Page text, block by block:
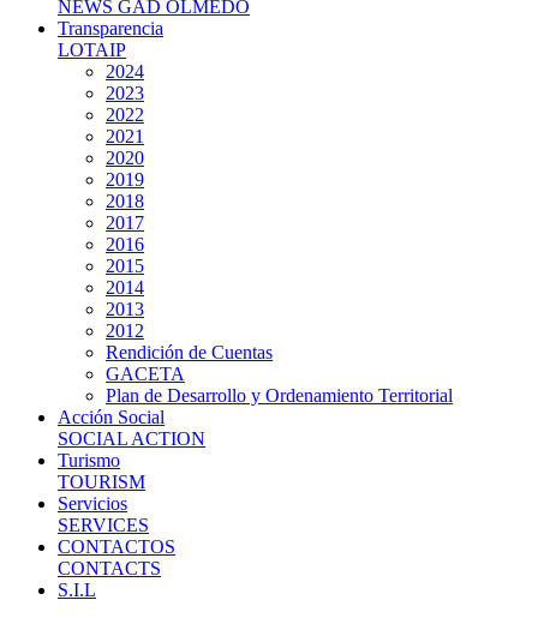
NEWS GAD OLMEDO
Transparencia
LOTAIP
2024
2023
2022
2021
2020
2019
2018
2017
2016
2015
2014
2013
2012
Rendición de Cuentas
GACETA
Plan de Desarrollo y Ordenamiento Territorial
Acción Social
SOCIAL ACTION
Turismo
TOURISM
Servicios
SERVICES
CONTACTOS
CONTACTS
S.I.L